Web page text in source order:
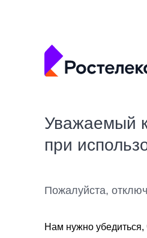
Уважаемый
при
Пожалуйста,
Нам нужно убедиться,